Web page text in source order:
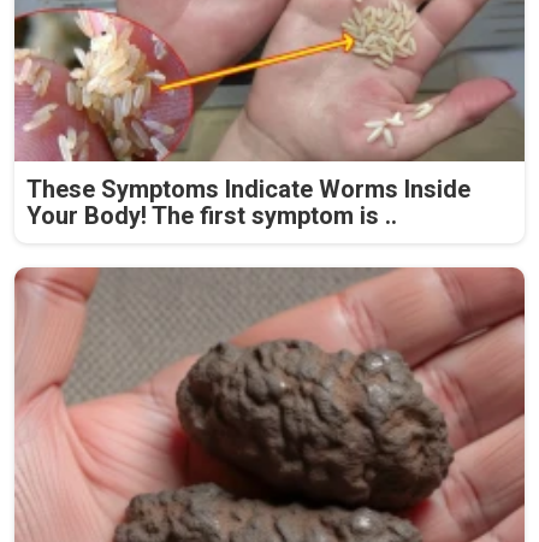
These Symptoms Indicate Worms Inside
Your Body! The first symptom is ..